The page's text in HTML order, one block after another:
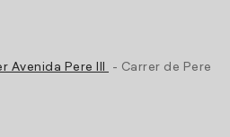
Avenida Pere III
- Carrer de Pere